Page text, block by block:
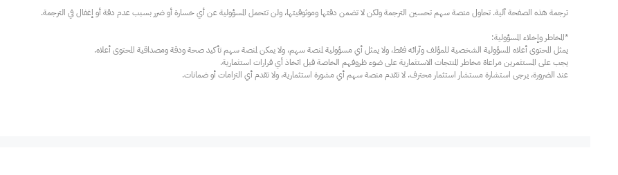
عند الضرورة، يرجى استشارة مستشار استثمار محترف. لا تقدم منصة سهم أي مشورة استثمارية، ولا تقدم أي التزامات أو ضمانات.